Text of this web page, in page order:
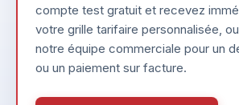
compte test gratuit et recevez
votre grille tarifaire personnalisée,
notre équipe commerciale pour un
ou un paiement sur facture.